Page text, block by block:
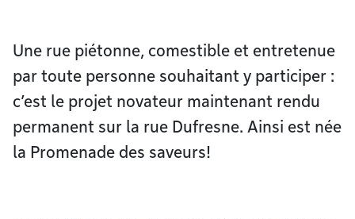
Une rue piétonne, comestible et entretenue
par toute personne souhaitant y participer :
c’est le projet novateur maintenant rendu
permanent sur la rue Dufresne. Ainsi est née
la Promenade des saveurs!